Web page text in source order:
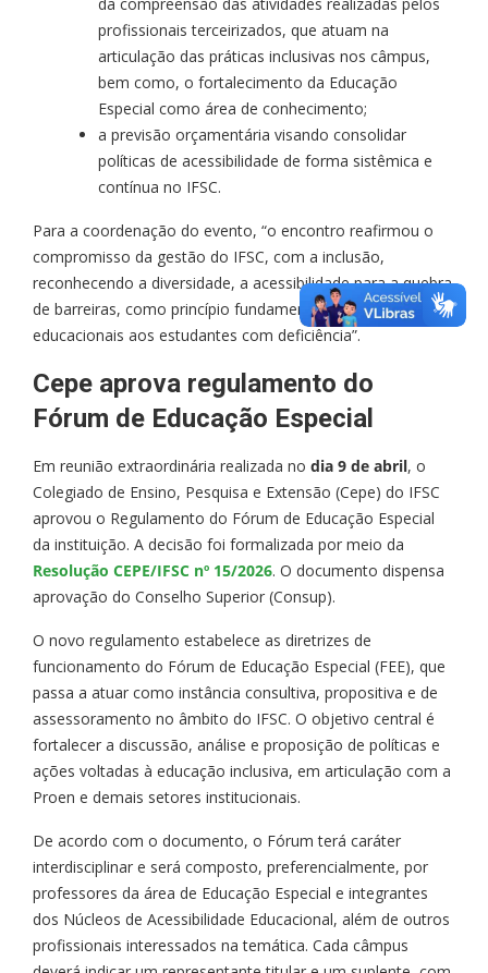
profissionais terceirizados, que atuam na
articulação das práticas inclusivas nos câmpus,
bem como, o fortalecimento da Educação
Especial como área de conhecimento;
a previsão orçamentária visando consolidar
políticas de acessibilidade de forma sistêmica e
contínua no IFSC.
Para a coordenação do evento, “o encontro reafirmou o
compromisso da gestão do IFSC, com a inclusão,
reconhecendo a diversidade, a acessibilidade para a quebra
de barreiras, como princípio fundamental dos processos
educacionais aos estudantes com deficiência”.
Cepe aprova regulamento do
Fórum de Educação Especial
Em reunião extraordinária realizada no dia 9 de abril, o
Colegiado de Ensino, Pesquisa e Extensão (Cepe) do IFSC
aprovou o Regulamento do Fórum de Educação Especial
da instituição. A decisão foi formalizada por meio da
Resolução CEPE/IFSC nº 15/2026. O documento dispensa
aprovação do Conselho Superior (Consup).
O novo regulamento estabelece as diretrizes de
funcionamento do Fórum de Educação Especial (FEE), que
passa a atuar como instância consultiva, propositiva e de
assessoramento no âmbito do IFSC. O objetivo central é
fortalecer a discussão, análise e proposição de políticas e
ações voltadas à educação inclusiva, em articulação com a
Proen e demais setores institucionais.
De acordo com o documento, o Fórum terá caráter
interdisciplinar e será composto, preferencialmente, por
professores da área de Educação Especial e integrantes
dos Núcleos de Acessibilidade Educacional, além de outros
profissionais interessados na temática. Cada câmpus